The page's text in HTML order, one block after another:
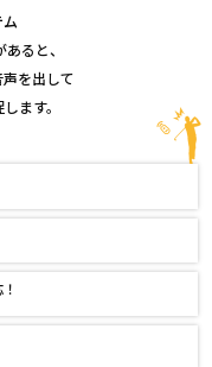
ると、
を出して
ます。